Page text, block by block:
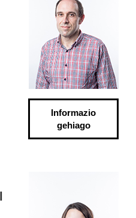
Informazio
gehiago